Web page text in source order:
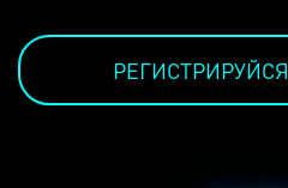
РЕГИСТРИРУЙСЯ